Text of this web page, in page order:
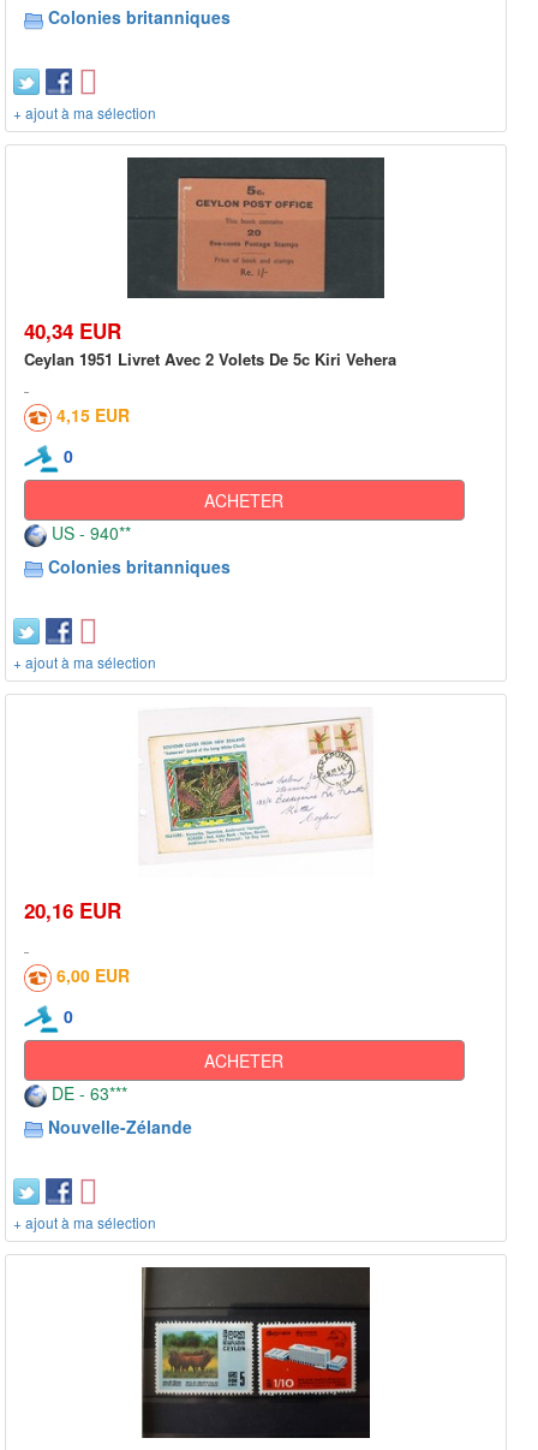
Colonies britanniques
+ ajout à ma sélection
40,34 EUR
Ceylan 1951 Livret Avec 2 Volets De 5c Kiri Vehera
4,15 EUR
0
ACHETER
US - 940**
Colonies britanniques
+ ajout à ma sélection
20,16 EUR
6,00 EUR
0
ACHETER
DE - 63***
Nouvelle-Zélande
+ ajout à ma sélection